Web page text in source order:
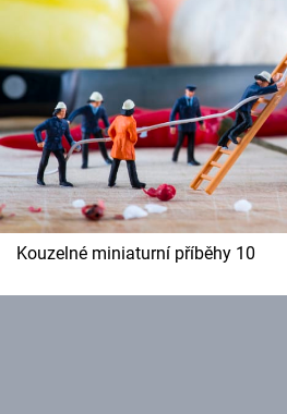
Kouzelné miniaturní příběhy 10